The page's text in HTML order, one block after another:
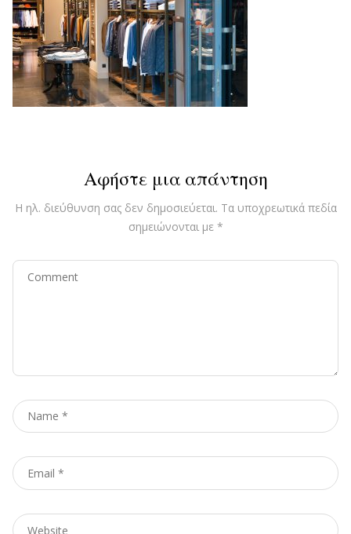
Αφήστε μια απάντηση
Η ηλ. διεύθυνση σας δεν δημοσιεύεται. Τα υποχρεωτικά πεδία
σημειώνονται με *
Comment
Name
Email
Website